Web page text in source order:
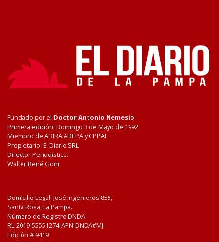
Fundado por el Doctor Antonio Nemesio
Primera edición: Domingo 3 de Mayo de 1992
Miembro de ADIRA,ADEPA y CPPAL
Propietario: El Diario SRL
Director Periodístico:
Walter René Goñi
Domicilio Legal: José Ingenieros 855,
Santa Rosa, La Pampa.
Número de Registro DNDA:
RL-2019-55551274-APN-DNDA#MJ
Edición # 9419